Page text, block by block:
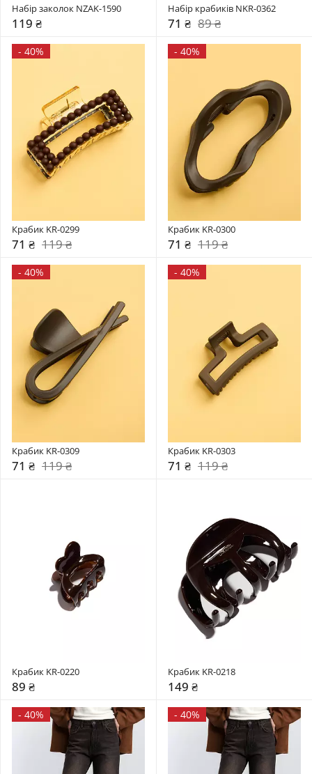
Набір заколок NZAK-1590
119 ₴
Набір крабиків NKR-0362
71 ₴ 89 ₴
- 40%
Крабик KR-0299
71 ₴ 119 ₴
- 40%
Крабик KR-0300
71 ₴ 119 ₴
- 40%
Крабик KR-0309
71 ₴ 119 ₴
- 40%
Крабик KR-0303
71 ₴ 119 ₴
Крабик KR-0220
89 ₴
Крабик KR-0218
149 ₴
- 40% - 40%